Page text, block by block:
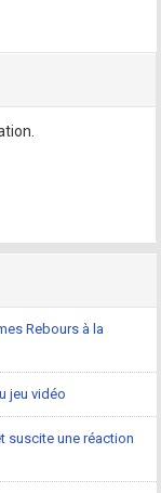
Rebours à la
jeu vidéo
suscite une réaction